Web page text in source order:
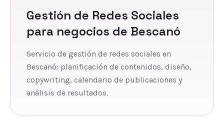
Gestión de Redes Sociales
para negocios de Bescanó
Servicio de gestión de redes sociales en
Bescanó: planificación de contenidos, diseño,
copywriting, calendario de publicaciones y
análisis de resultados.